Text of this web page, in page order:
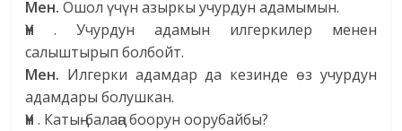
Мен.Ошол үчүн азыркы учурдун адамымын.
Үн . Учурдун адамын илгеркилер менен
салыштырып болбойт.
Мен. Илгерки адамдар да кезинде өз учурдун
адамдары болушкан.
Үн. Катың-балаңа боорун оорубайбы?